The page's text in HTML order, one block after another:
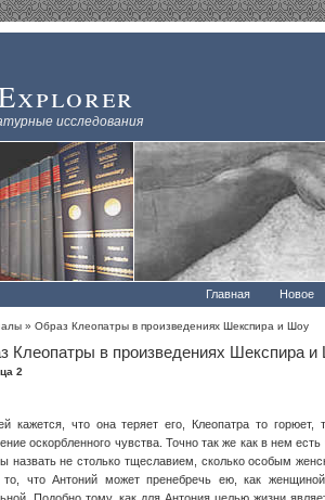
исследования
Главная Новое
» Образ Клеопатры в произведениях Шекспира и Шоу
Клеопатры в произведениях Шекспира
2
кажется, что она теряет его, Клеопатра то
оскорбленного чувства. Точно так же как в нем
назвать не столько тщеславием, сколько особым
то, что Антоний может пренебречь ею, как